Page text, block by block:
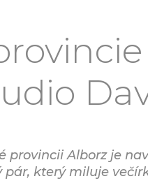
provincii Alborz je
pár, který miluje